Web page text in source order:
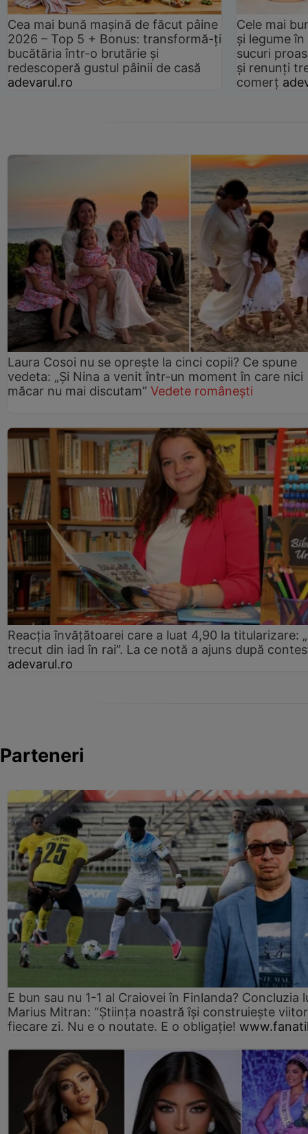
Cea mai bună mașină de făcut pâine
2026 – Top 5 + Bonus: transformă-ți
bucătăria într-o brutărie și
redescoperă gustul pâinii de casă
adevarul.ro
Cele mai
și legume
sucuri
și renunți
comerț
Laura Cosoi nu se oprește la cinci copii? Ce spune
vedeta: „Și Nina a venit într-un moment în care nici
măcar nu mai discutam” Vedete românești
Reacția învățătoarei care a luat 4,90 la titularizare:
trecut din iad în rai”. La ce notă a ajuns după
adevarul.ro
Parteneri
E bun sau nu 1-1 al Craiovei în Finlanda? Concluzia
Marius Mitran: “Știința noastră își construiește
fiecare zi. Nu e o noutate. E o obligație!